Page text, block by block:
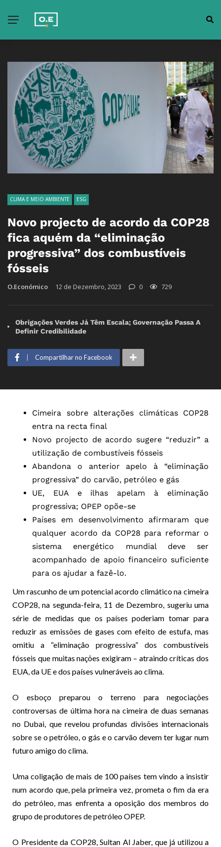
CLIMA E MEIO AMBIENTE ESG
Novo projecto de acordo da COP28
fica aquém da “eliminação
progressiva” dos combustíveis
fósseis
O.Económico 12 de Dezembro, 2023 0 729
Obrigações Verdes Já Têm Escala; Governação Passa A
Definir Credibilidade
Compartilhar no Facebook
Cimeira sobre alterações climáticas COP28
entra na recta final
Novo projecto de acordo sugere “reduzir” a
utilização de combustíveis fósseis
Abandona o anterior apelo à “eliminação
progressiva” do carvão, petróleo e gás
UE, EUA e ilhas apelam à eliminação
progressiva; OPEP opõe-se
Países em desenvolvimento afirmaram que
qualquer acordo da COP28 para reformar o
sistema energético mundial deve ser
acompanhado de apoio financeiro suficiente
para os ajudar a fazê-lo.
Um rascunho de um potencial acordo climático na cimeira
COP28, na segunda-feira, 11 de Dezembro, sugeriu uma
série de medidas que os países poderiam tomar para
reduzir as emissões de gases com efeito de estufa, mas
omitiu a “eliminação progressiva” dos combustíveis
fósseis que muitas nações exigiram – atraindo críticas dos
EUA, da UE e dos países vulneráveis ao clima.
O esboço preparou o terreno para negociações
controversas de última hora na cimeira de duas semanas
no Dubai, que revelou profundas divisões internacionais
sobre se o petróleo, o gás e o carvão devem ter lugar num
futuro amigo do clima.
Uma coligação de mais de 100 países tem vindo a insistir
num acordo que, pela primeira vez, prometa o fim da era
do petróleo, mas enfrenta a oposição dos membros do
grupo de produtores de petróleo OPEP.
O Presidente da COP28, Sultan Al Jaber, que já utilizou a